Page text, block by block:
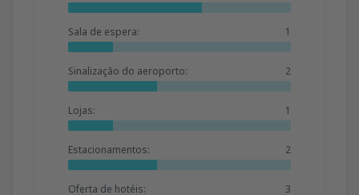
Sala de espera: 1
Sinalização do aeroporto: 2
Lojas: 1
Estacionamentos: 2
Oferta de hotéis: 3